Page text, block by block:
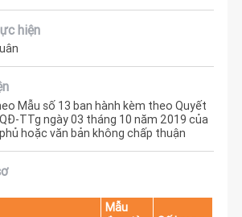
hiện
Mẫu số 13 ban hành kèm theo Quyết
TTg ngày 03 tháng 10 năm 2019 của
hoặc văn bản không chấp thuận
Mẫu